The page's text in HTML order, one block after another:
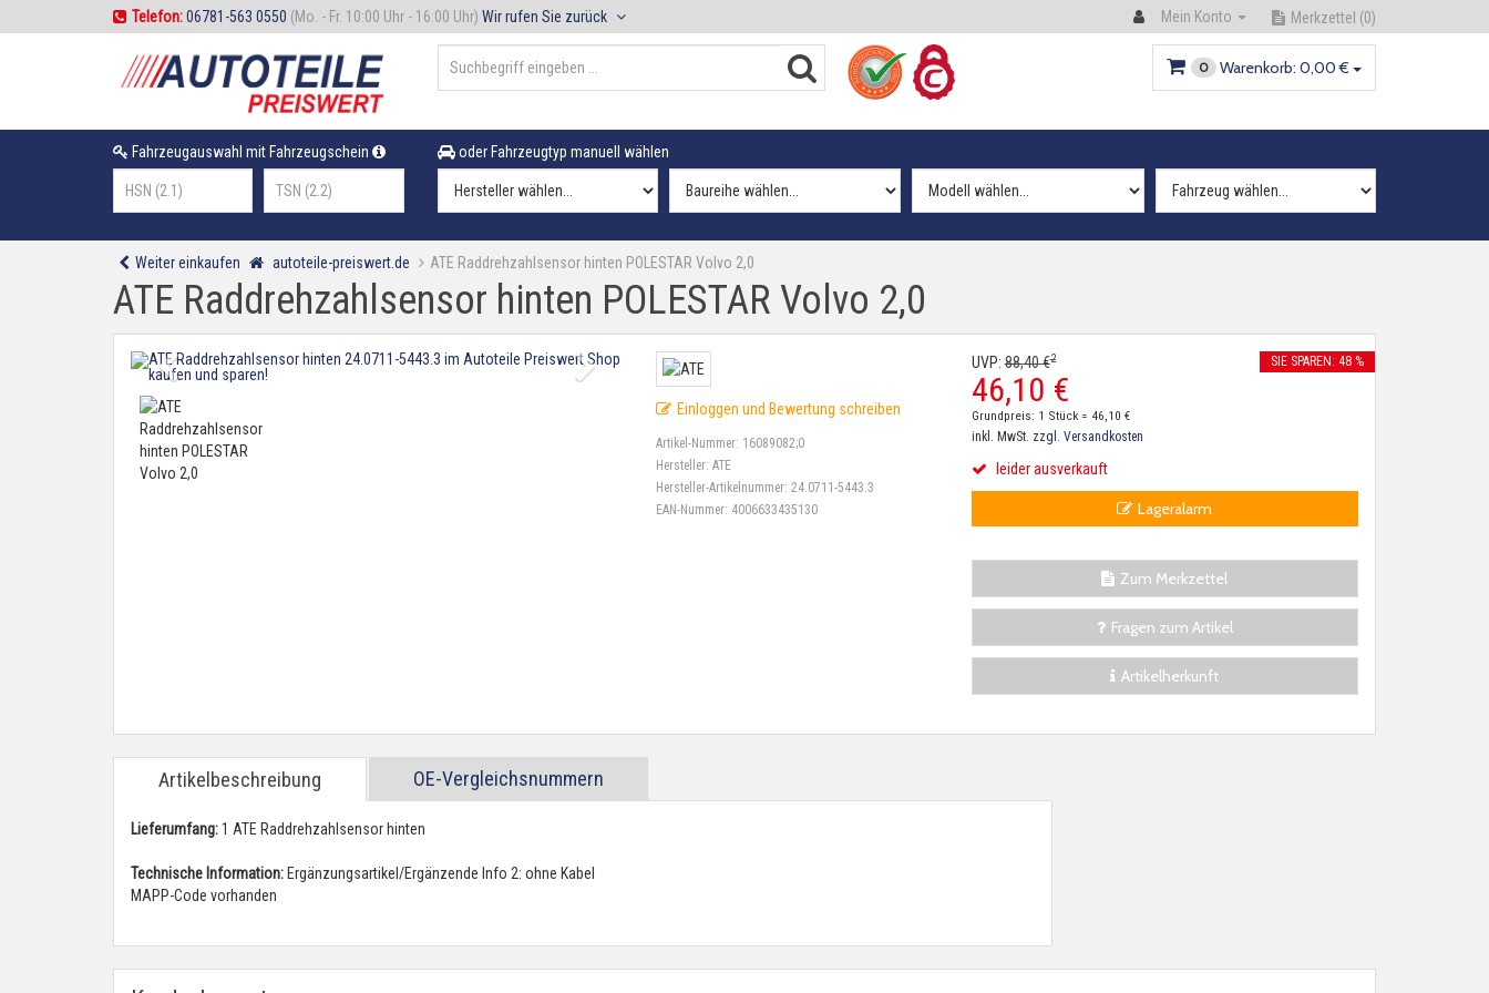
Telefon:06781-563 0550 (Mo. - Fr. 10:00 Uhr - 16:00 Uhr) Wir rufen Sie zurück Mein Konto Merkzettel (0)
0 Warenkorb: 0,00 €
Fahrzeugauswahl mit Fahrzeugschein oder Fahrzeugtyp manuell wählen
Weiter einkaufen autoteile-preiswert.de ATE Raddrehzahlsensor hinten POLESTAR Volvo 2,0
ATE Raddrehzahlsensor hinten POLESTAR Volvo 2,0
Einloggen und Bewertung schreiben
Artikel-Nummer: 16089082;0
Hersteller:ATE
Hersteller-Artikelnummer:24.0711-5443.3
EAN-Nummer: 4006633435130
UVP:88,40€2
46,10 €
SIE SPAREN: 48 %
Grundpreis: 1 Stück = 46,10 €
inkl. MwSt. zzgl. Versandkosten
leider ausverkauft
Lageralarm
Zum Merkzettel
Fragen zum Artikel
Artikelherkunft
Artikelbeschreibung OE-Vergleichsnummern
Lieferumfang:1 ATE Raddrehzahlsensor hinten
Technische Information: Ergänzungsartikel/Ergänzende Info 2: ohne Kabel
MAPP-Code vorhanden